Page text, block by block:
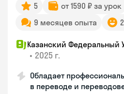
5
от 1590 ₽ за урок
9 месяцев опыта
Казанский Федеральный
• 2025 г.
Обладает
в переводе и